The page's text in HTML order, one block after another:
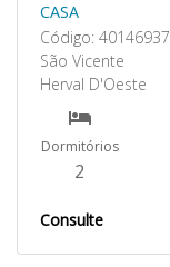
CASA
Código: 40146937
São Vicente
Herval D'Oeste
Dormitórios
2
Consulte